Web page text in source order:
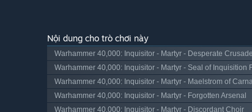
Nội dung cho trò chơi này
Warhammer 40,000: Inquisitor - Martyr - Desperate Crusade
Warhammer 40,000: Inquisitor - Martyr - Seal of Inquisition
Warhammer 40,000: Inquisitor - Martyr - Maelstrom of
Warhammer 40,000: Inquisitor - Martyr - Forgotten Arsenal
Warhammer 40,000: Inquisitor - Martyr - Discordant Choir